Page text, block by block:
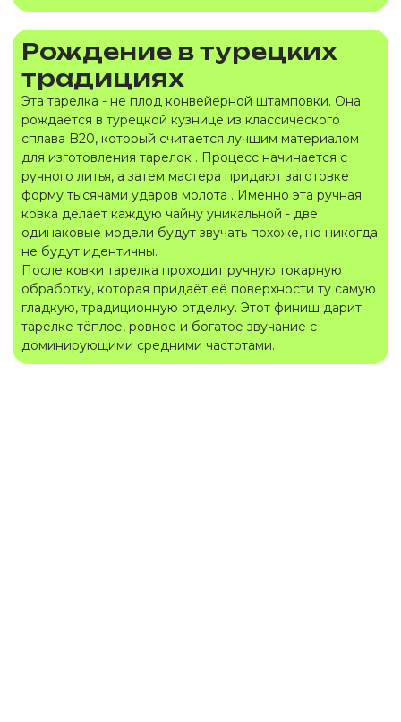
Рождение в турецких
традициях
Эта тарелка - не плод конвейерной штамповки. Она
рождается в турецкой кузнице из классического
сплава B20, который считается лучшим материалом
для изготовления тарелок . Процесс начинается с
ручного литья, а затем мастера придают заготовке
форму тысячами ударов молота . Именно эта ручная
ковка делает каждую чайну уникальной - две
одинаковые модели будут звучать похоже, но никогда
не будут идентичны.
После ковки тарелка проходит ручную токарную
обработку, которая придаёт её поверхности ту самую
гладкую, традиционную отделку. Этот финиш дарит
тарелке тёплое, ровное и богатое звучание с
доминирующими средними частотами.